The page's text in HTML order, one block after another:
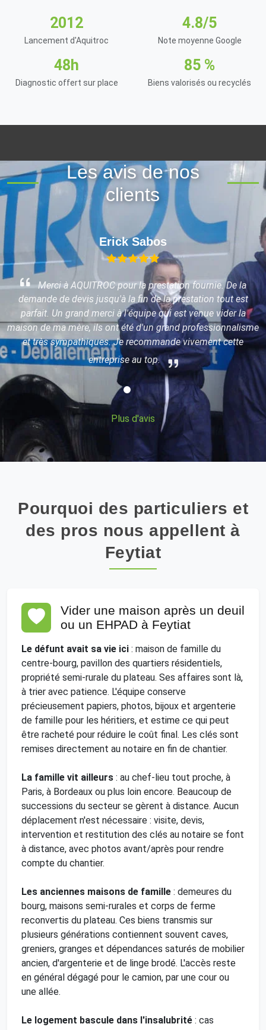
2012
Lancement d'Aquitroc
4.8/5
Note moyenne Google
48h
Diagnostic offert sur place
85 %
Biens valorisés ou recyclés
Les avis de nos
clients
Erick Sabos
Merci à AQUITROC pour la prestation fournie. De la
demande de devis jusqu'à la fin de la prestation tout est
parfait. Un grand merci à l'équipe qui est venue vider la
maison de ma mère, ils ont été d'un grand professionnalisme
et très sympathiques. Je recommande vivement cette
entreprise au top.
Plus d'avis
Pourquoi des particuliers et
des pros nous appellent à
Feytiat
Vider une maison après un deuil
ou un EHPAD à Feytiat
Le défunt avait sa vie ici : maison de famille du
centre-bourg, pavillon des quartiers résidentiels,
propriété semi-rurale du plateau. Ses affaires sont là,
à trier avec patience. L'équipe conserve
précieusement papiers, photos, bijoux et argenterie
de famille pour les héritiers, et estime ce qui peut
être racheté pour réduire le coût final. Les clés sont
remises directement au notaire en fin de chantier.
La famille vit ailleurs : au chef-lieu tout proche, à
Paris, à Bordeaux ou plus loin encore. Beaucoup de
successions du secteur se gèrent à distance. Aucun
déplacement n'est nécessaire : visite, devis,
intervention et restitution des clés au notaire se font
à distance, avec photos avant/après pour rendre
compte du chantier.
Les anciennes maisons de famille : demeures du
bourg, maisons semi-rurales et corps de ferme
reconvertis du plateau. Ces biens transmis sur
plusieurs générations contiennent souvent caves,
greniers, granges et dépendances saturés de mobilier
ancien, d'argenterie et de linge brodé. L'accès reste
en général dégagé pour le camion, par une cour ou
une allée.
Le logement bascule dans l'insalubrité : cas